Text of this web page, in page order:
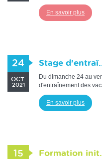
En savoir plus
24
OCT.
2021
Stage
Du dimanche 24 au
d'entraînement des
En savoir plus
15 Formation